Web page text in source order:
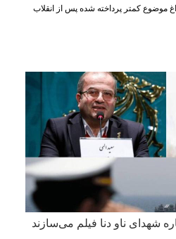
موضوع کمتر پرداخته شده پس از انقلاب
شهدای ناو دنا فیلم می‌سازند